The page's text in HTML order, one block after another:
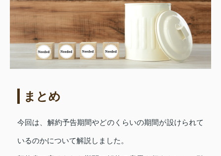
まとめ
今回は、解約予告期間やどのくらいの期間が設けられて
いるのかについて解説しました。